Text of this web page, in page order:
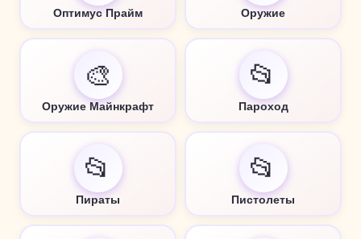
Оптимус Прайм Оружие
🎨
Оружие Майнкрафт
📂
Пароход
📂
Пираты
📂
Пистолеты